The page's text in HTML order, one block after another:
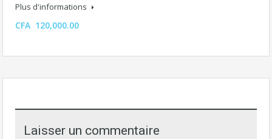
Plus d'informations
CFA 120,000.00
Laisser un commentaire